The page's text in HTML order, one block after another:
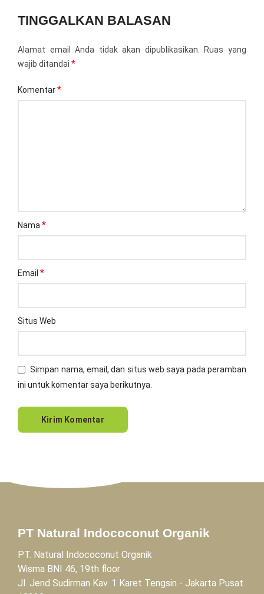
TINGGALKAN BALASAN
Alamat email Anda tidak akan dipublikasikan.
Ruas yang
wajib ditandai *
Komentar*
Nama *
Email *
Situs Web
Simpan nama, email, dan situs web saya pada peramban
ini untuk komentar saya berikutnya.
PT Natural Indococonut Organik
PT. Natural Indococonut Organik
Wisma BNI 46, 19th floor
Jl. Jend Sudirman Kav. 1 Karet Tengsin - Jakarta Pusat